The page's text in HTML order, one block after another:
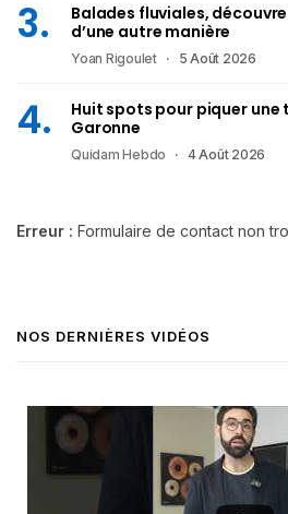
Balades fluviales,
d’une autre manière
Yoan Rigoulet 5 Août 2026
Huit spots pour piquer
Garonne
Quidam Hebdo 4 Août 2026
Erreur : Formulaire de contact non
NOS DERNIÈRES VIDÉOS